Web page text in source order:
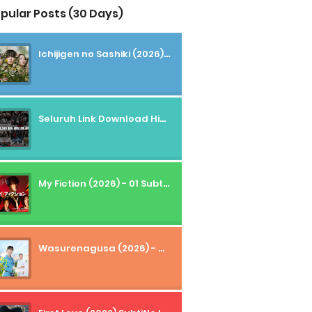
Posts (30 Days)
Ichijigen no Sashiki (2026) - 01 Subtitle Indonesia
Seluruh Link Download High And Low Subtitle Indonesia
My Fiction (2026) - 01 Subtitle Indonesia
Wasurenagusa (2026) - 01+02 Subtitle Indonesia